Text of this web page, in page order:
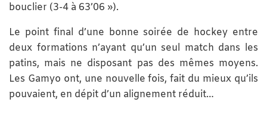
bouclier (3-4 à 63’06 »).
Le point final d’une bonne soirée de hockey entre
deux formations n’ayant qu’un seul match dans les
patins, mais ne disposant pas des mêmes moyens.
Les Gamyo ont, une nouvelle fois, fait du mieux qu’ils
pouvaient, en dépit d’un alignement réduit…